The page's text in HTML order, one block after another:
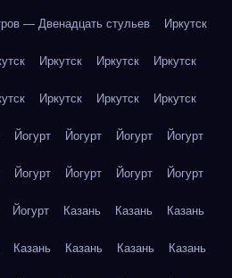
— Двенадцать стульев Иркутск
Иркутск Иркутск Иркутск
Иркутск Иркутск Иркутск
Йогурт Йогурт Йогурт Йогурт
Йогурт Йогурт Йогурт Йогурт
Йогурт Казань Казань Казань
Казань Казань Казань Казань